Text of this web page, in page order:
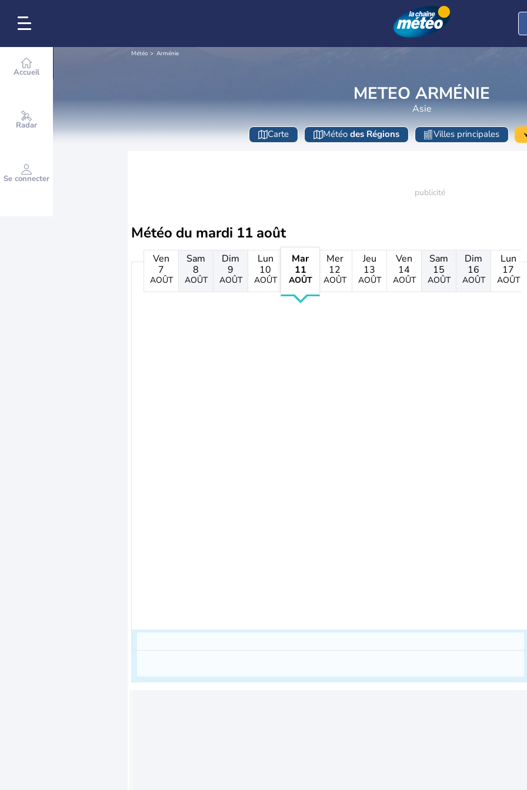
Accueil
Radar
Se connecter
Météo Arménie
METEO ARMÉNIE
Asie
Carte Météo des Régions Villes principales
Météo du mardi 11 août
Ven
7
AOÛT
Sam
8
AOÛT
Dim
9
AOÛT
Lun
10
AOÛT
Mar
11
AOÛT
Mer
12
AOÛT
Jeu
13
AOÛT
Ven
14
AOÛT
Sam
15
AOÛT
Dim
16
AOÛT
Lun
17
AOÛT